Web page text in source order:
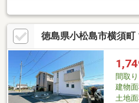
徳島県小松島市横須町
間取り
建物
土地